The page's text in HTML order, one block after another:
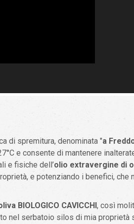
di spremitura, denominata "a
e consente di mantenere
e fisiche dell’olio extravergine di
e potenziando i benefici, che
BIOLOGICO CAVICCHI , così
nel serbatoio silos di mia proprietà